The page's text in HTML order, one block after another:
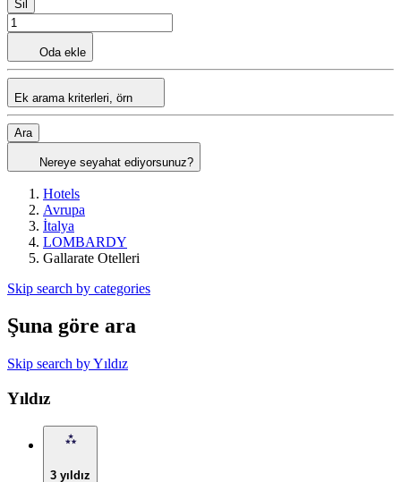
Sil
Oda ekle
Ek arama kriterleri, örn
Ara
Nereye seyahat ediyorsunuz?
Hotels
Avrupa
İtalya
LOMBARDY
Gallarate Otelleri
Skip search by categories
Şuna göre ara
Skip search by Yıldız
Yıldız
3 yıldız